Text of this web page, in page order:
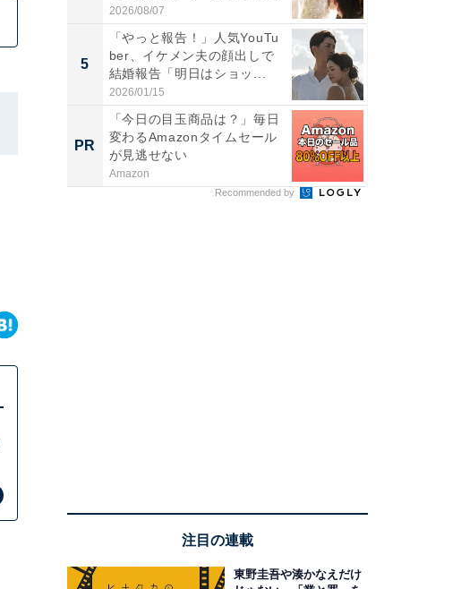
2026/08/07
5
「やっと報告！」人気YouTu
ber、イケメン夫の顔出しで
結婚報告「明日はショッ...
2026/01/15
PR
「今日の目玉商品は？」毎日
変わるAmazonタイムセール
が見逃せない
Amazon
Recommended by
注目の連載
東野圭吾や湊かなえだけ